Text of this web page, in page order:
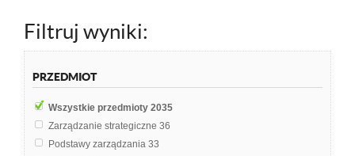
Filtruj wyniki:
PRZEDMIOT
Wszystkie przedmioty 2035
Zarządzanie strategiczne 36
Podstawy zarządzania 33